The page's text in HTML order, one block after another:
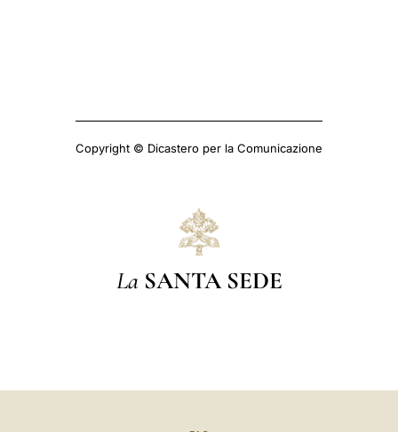
Copyright © Dicastero per la Comunicazione
La SANTA SEDE